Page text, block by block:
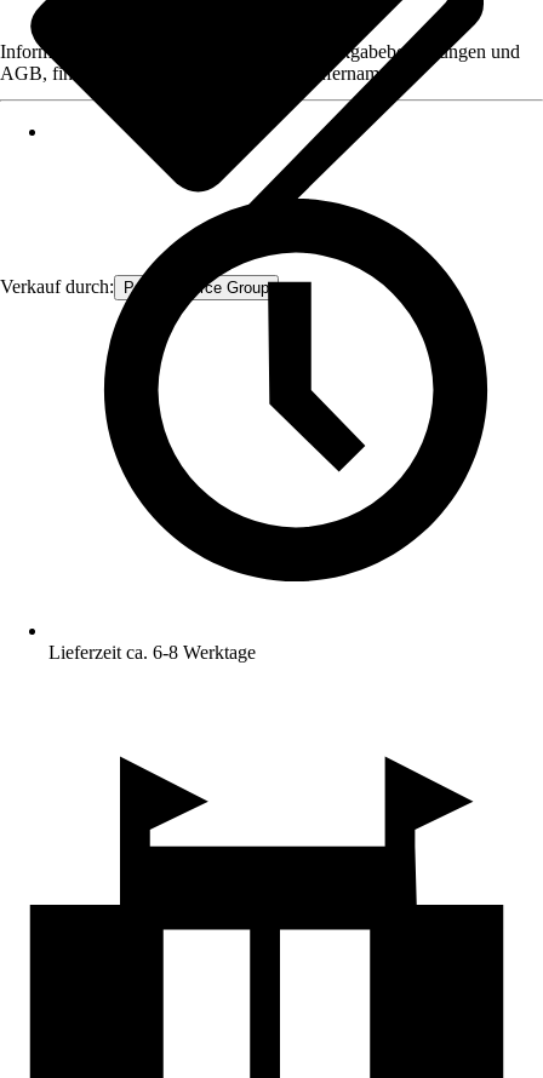
Verkauf durch: Procommerce Group
Informationen des Verkäufers, wie z. B. Rückgabebedingungen und
AGB, finden Sie bei Klick auf den Verkäufernamen.
Lieferzeit ca. 6-8 Werktage